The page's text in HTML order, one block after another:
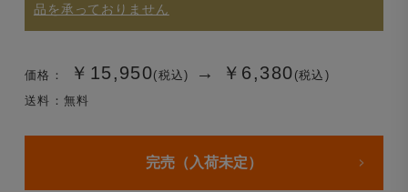
品を承っておりません
価格： ￥15,950(税込) → ￥6,380 (税込)
送料：無料
完売（入荷未定）